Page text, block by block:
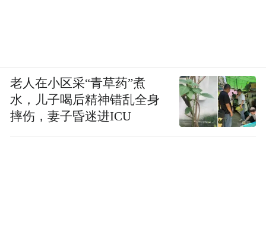
老人在小区采“青草药”煮
水，儿子喝后精神错乱全身
摔伤，妻子昏迷进ICU